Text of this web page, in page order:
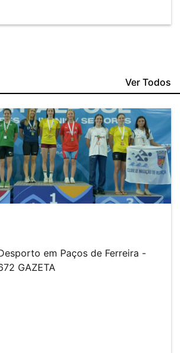
Ver Todos
em Paços de Ferreira -
GAZETA